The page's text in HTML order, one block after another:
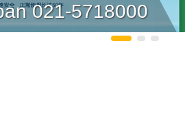
021-5718000